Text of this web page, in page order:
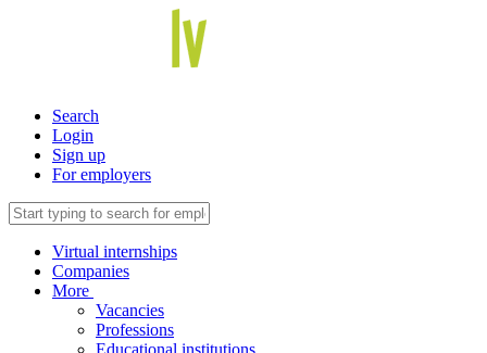
Search
Login
Sign up
For employers
Virtual internships
Companies
More
Vacancies
Professions